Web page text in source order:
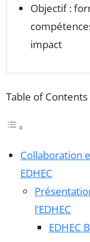
Objectif :
impact
Table of Contents
Collaboration
EDHEC
l’EDHEC
EDHEC